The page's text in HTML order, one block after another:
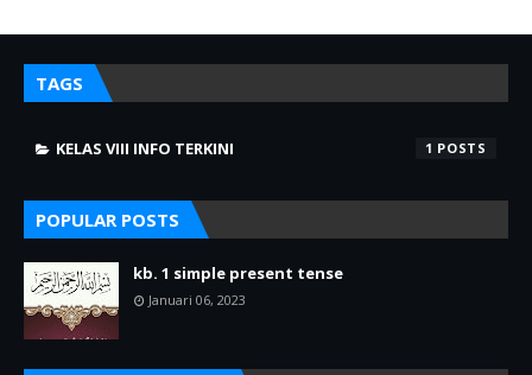
TAGS
KELAS VIII INFO TERKINI 1
POPULAR POSTS
kb. 1 simple present tense
Januari 06, 2023